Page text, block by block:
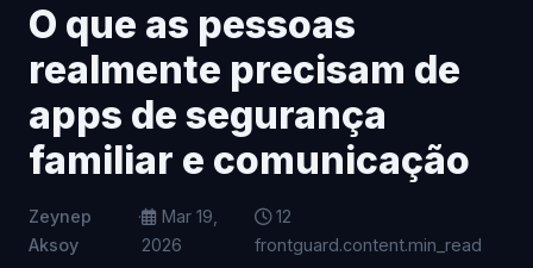
O que as pessoas
realmente precisam de
apps de segurança
familiar e comunicação
Zeynep
Aksoy
·
Mar 19,
2026
12
frontguard.content.min_read